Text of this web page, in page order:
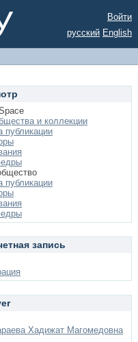
Войти
русский English
и коллекции
публикации
публикации
запись
Хадижат Магомедовна